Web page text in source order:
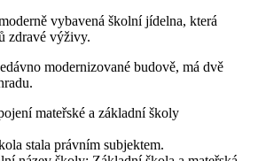
vybavená školní jídelna, která
zdravé výživy.
modernizované budově, má dvě
mateřské a základní školy
stala právním subjektem.